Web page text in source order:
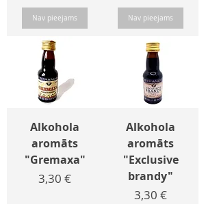
Nav pieejams Nav pieejams
Alkohola
aromāts
"Gremaxa"
Cena
3,30 €
Alkohola
aromāts
"Exclusive
brandy"
Cena
3,30 €